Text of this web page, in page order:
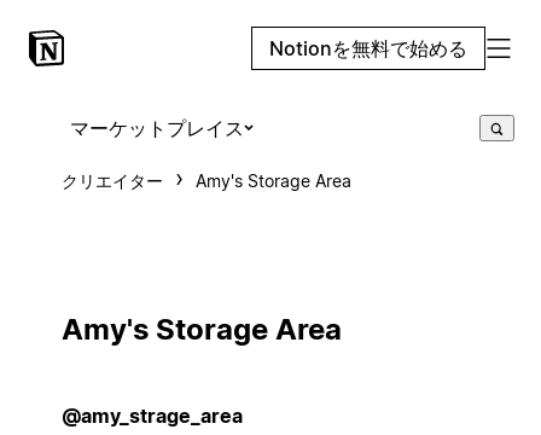
Notionを無料で始める
マーケットプレイス
クリエイター Amy's Storage Area
Amy's Storage Area
@amy_strage_area